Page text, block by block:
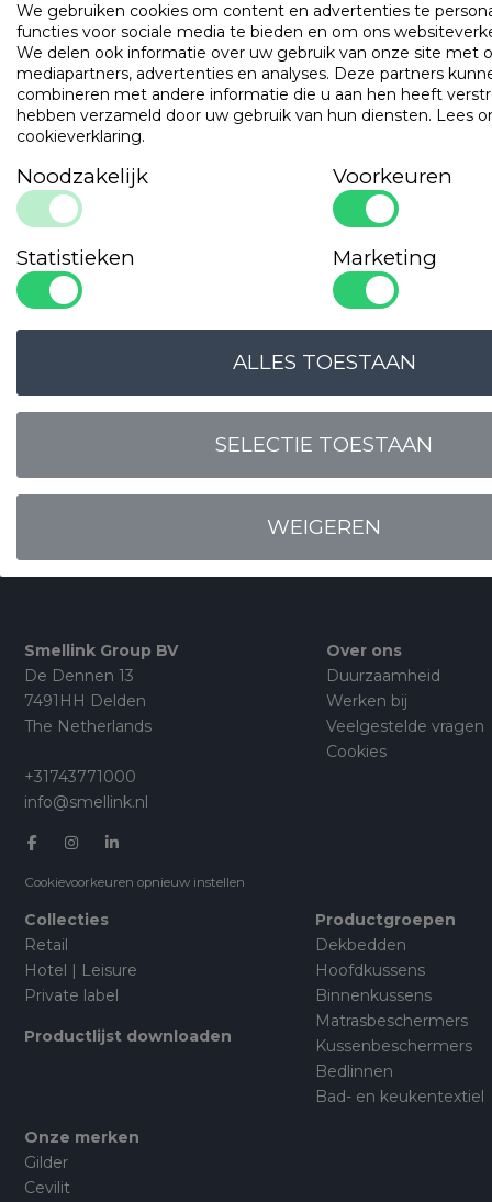
LOGIN VOOR PRIJS
garanties
EN DESKUNDIG
Smellink Group BV
De Dennen 13
7491HH Delden
The Netherlands
+31743771000
info@smellink.nl
Cookievoorkeuren opnieuw instellen
Over ons
Duurzaamheid
Werken bij
Veelgestelde vragen
Cookies
Collecties
Retail
Hotel | Leisure
Private label
Productlijst downloaden
Productgroepen
Dekbedden
Hoofdkussens
Binnenkussens
Matrasbeschermers
Kussenbeschermers
Bedlinnen
Bad- en keukentextiel
Onze merken
Gilder
Cevilit
We gebruiken cookies om content en advertenties te
functies voor sociale media te bieden en om ons
We delen ook informatie over uw gebruik van onze site met
mediapartners, advertenties en analyses. Deze partners
combineren met andere informatie die u aan hen heeft
hebben verzameld door uw gebruik van hun diensten. Lees
cookieverklaring.
Noodzakelijk Voorkeuren
Statistieken Marketing
WEIGEREN
SELECTIE TOESTAAN
ALLES TOESTAAN